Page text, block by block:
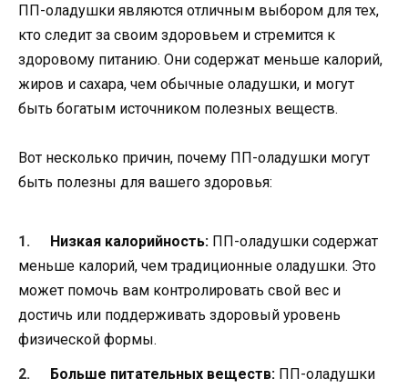
ПП-оладушки являются отличным выбором для тех,
кто следит за своим здоровьем и стремится к
здоровому питанию. Они содержат меньше калорий,
жиров и сахара, чем обычные оладушки, и могут
быть богатым источником полезных веществ.
Вот несколько причин, почему ПП-оладушки могут
быть полезны для вашего здоровья:
Низкая калорийность: ПП-оладушки содержат
меньше калорий, чем традиционные оладушки. Это
может помочь вам контролировать свой вес и
достичь или поддерживать здоровый уровень
физической формы.
Больше питательных веществ: ПП-оладушки